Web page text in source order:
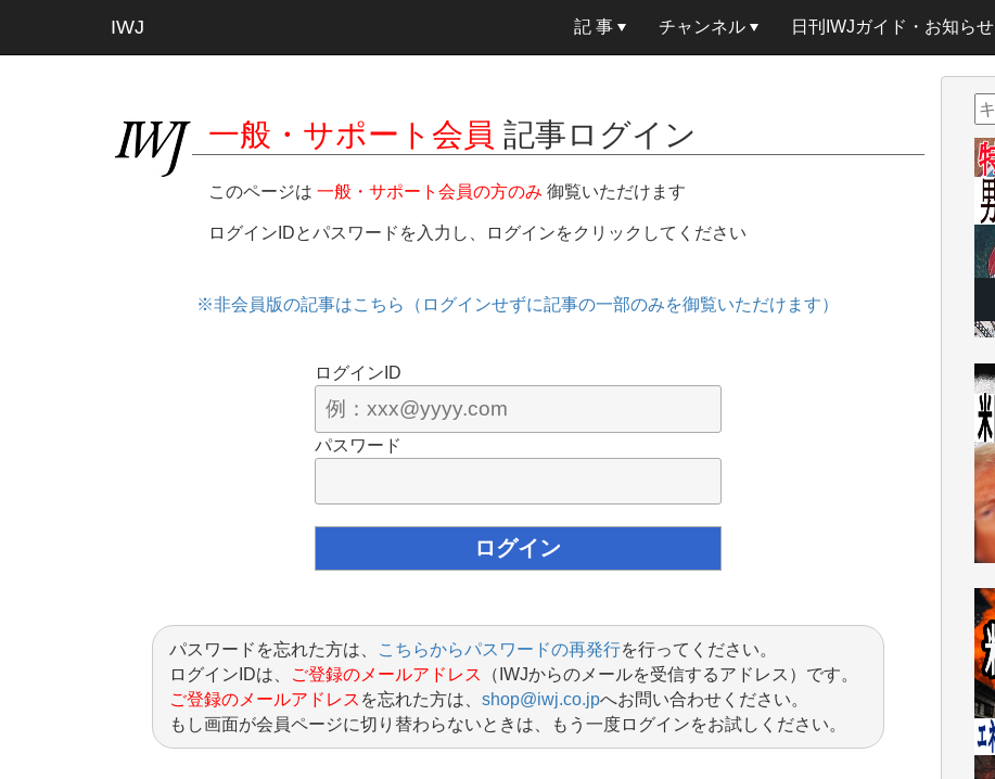
IWJ 記 事 チャンネル 日刊IWJガイド・お知らせ
一般・サポート会員 記事ログイン
このページは 一般・サポート会員の方のみ 御覧いただけます
ログインIDとパスワードを入力し、ログインをクリックしてください
※非会員版の記事はこちら（ログインせずに記事の一部のみを御覧いただけます）
ログインID
パスワード
パスワードを忘れた方は、 こちらからパスワードの再発行を行ってください。
ログインIDは、
ご登録のメールアドレス （IWJからのメールを受信するアドレス）です。
ご登録のメールアドレス を忘れた方は、 shop@iwj.co.jpへお問い合わせください。
もし画面が会員ページに切り替わらないときは、もう一度ログインをお試しください。